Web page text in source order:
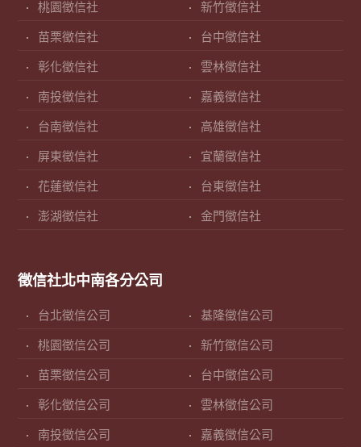
桃園徵信社 新竹徵信社
苗栗徵信社 台中徵信社
彰化徵信社 雲林徵信社
南投徵信社 嘉義徵信社
台南徵信社 高雄徵信社
屏東徵信社 宜蘭徵信社
花蓮徵信社 台東徵信社
澎湖徵信社 金門徵信社
徵信社北中南各分公司
台北徵信公司 基隆徵信公司
桃園徵信公司 新竹徵信公司
苗栗徵信公司 台中徵信公司
彰化徵信公司 雲林徵信公司
南投徵信公司 嘉義徵信公司